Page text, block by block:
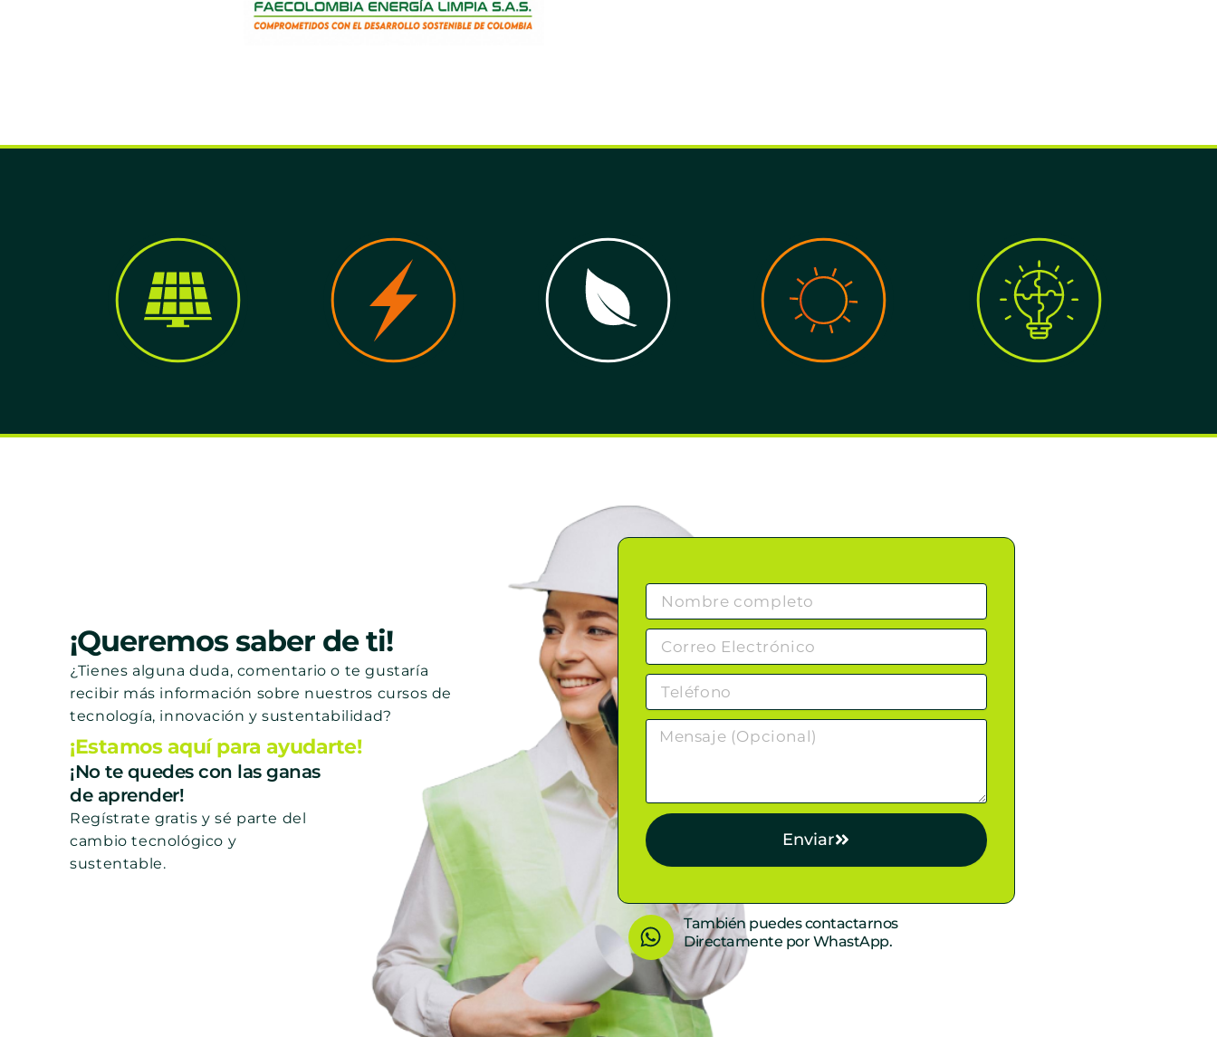
¡Queremos saber de ti!
¿Tienes alguna duda, comentario o te gustaría
recibir más información sobre nuestros cursos de
tecnología, innovación y sustentabilidad?
¡Estamos aquí para ayudarte!
¡No te quedes con las ganas
de aprender!
Regístrate gratis y sé parte del
cambio tecnológico y
sustentable.
Enviar
W
h
a
t
También puedes contactarnos
Directamente por WhastApp.